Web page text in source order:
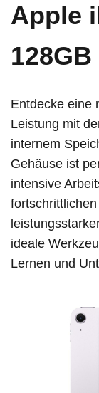
Apple
Entdecke eine
Leistung mit
internem
Gehäuse ist
intensive
ideale
Lernen und